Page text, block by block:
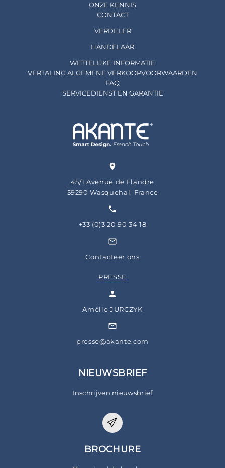
ONZE KENNIS
CONTACT
VERDELER
HANDELAAR
WETTELIJKE INFORMATIE
VERTALING ALGEMENE VERKOOPVOORWAARDEN
FAQ
SERVICEDIENST EN GARANTIE
45/1 Avenue de Flandre
59290 Wasquehal, France
+33 (0)3 20 90 34 18
Contacteer ons
PRESSE
Amélie JURCZYK
presse@akante.com
NIEUWSBRIEF
Inschrijven nieuwsbrief
BROCHURE